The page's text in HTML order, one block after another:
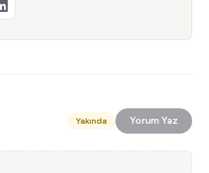
Yakında Yorum Yaz